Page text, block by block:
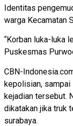
Identitas
warga Kecamatan
“Korban luka-luka
Puskesmas
CBN-
kepolisian, sampai
kejadian tersebut.
dikatakan jika truk
surabaya.